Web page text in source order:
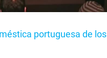
portuguesa de los